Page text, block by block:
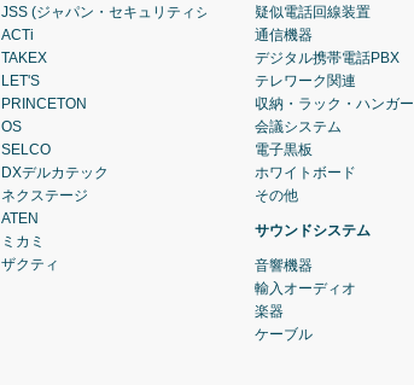
JSS (ジャパン・セキュリティシステム)
ACTi
TAKEX
LET'S
PRINCETON
OS
SELCO
DXデルカテック
ネクステージ
ATEN
ミカミ
ザクティ
疑似電話回線装置
通信機器
デジタル携帯電話PBX
テレワーク関連
収納・ラック・ハンガー
会議システム
電子黒板
ホワイトボード
その他
サウンドシステム
音響機器
輸入オーディオ
楽器
ケーブル